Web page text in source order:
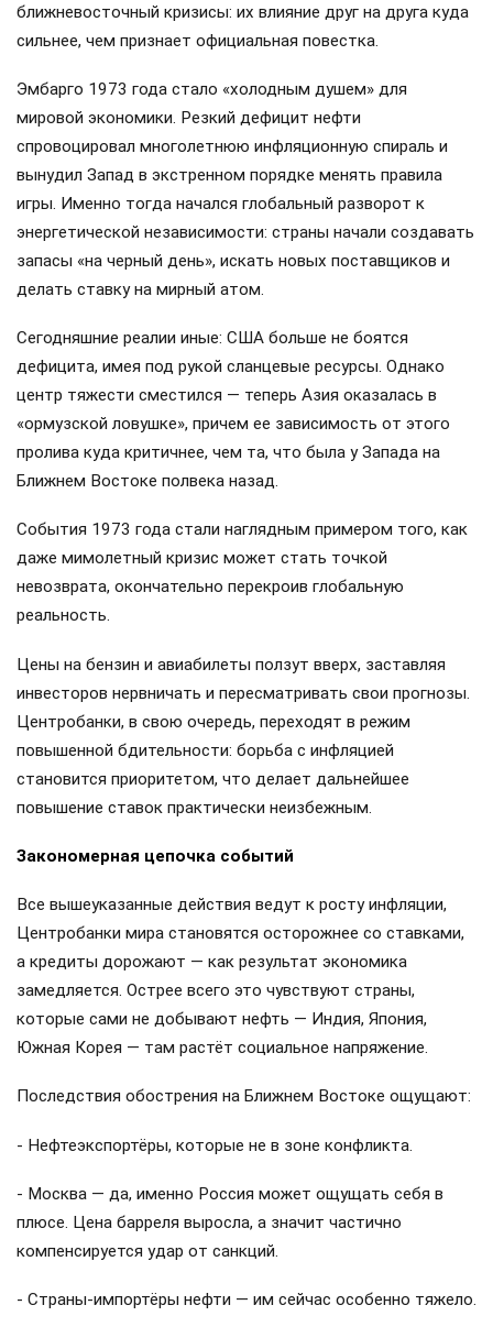
ближневосточный кризисы: их влияние друг на друга куда
сильнее, чем признает официальная повестка.
Эмбарго 1973 года стало «холодным душем» для
мировой экономики. Резкий дефицит нефти
спровоцировал многолетнюю инфляционную спираль и
вынудил Запад в экстренном порядке менять правила
игры. Именно тогда начался глобальный разворот к
энергетической независимости: страны начали создавать
запасы «на черный день», искать новых поставщиков и
делать ставку на мирный атом.
Сегодняшние реалии иные: США больше не боятся
дефицита, имея под рукой сланцевые ресурсы. Однако
центр тяжести сместился — теперь Азия оказалась в
«ормузской ловушке», причем ее зависимость от этого
пролива куда критичнее, чем та, что была у Запада на
Ближнем Востоке полвека назад.
События 1973 года стали наглядным примером того, как
даже мимолетный кризис может стать точкой
невозврата, окончательно перекроив глобальную
реальность.
Цены на бензин и авиабилеты ползут вверх, заставляя
инвесторов нервничать и пересматривать свои прогнозы.
Центробанки, в свою очередь, переходят в режим
повышенной бдительности: борьба с инфляцией
становится приоритетом, что делает дальнейшее
повышение ставок практически неизбежным.
Закономерная цепочка событий
Все вышеуказанные действия ведут к росту инфляции,
Центробанки мира становятся осторожнее со ставками,
а кредиты дорожают — как результат экономика
замедляется. Острее всего это чувствуют страны,
которые сами не добывают нефть — Индия, Япония,
Южная Корея — там растёт социальное напряжение.
Последствия обострения на Ближнем Востоке ощущают:
- Нефтеэкспортёры, которые не в зоне конфликта.
- Москва — да, именно Россия может ощущать себя в
плюсе. Цена барреля выросла, а значит частично
компенсируется удар от санкций.
- Страны-импортёры нефти — им сейчас особенно тяжело.